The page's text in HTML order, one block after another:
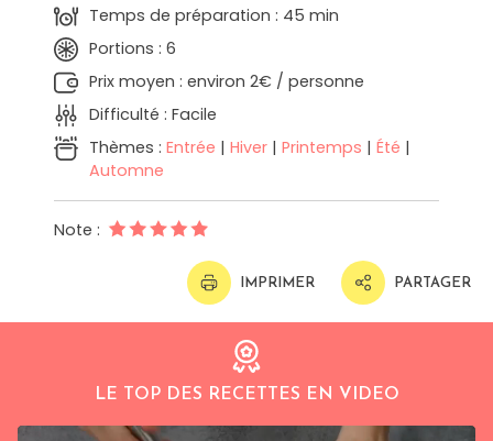
Temps de préparation : 45 min
Portions : 6
Prix moyen : environ 2€ / personne
Difficulté : Facile
Thèmes : Entrée | Hiver | Printemps | Été |
Automne
Note :
IMPRIMER PARTAGER
LE TOP DES RECETTES EN VIDEO